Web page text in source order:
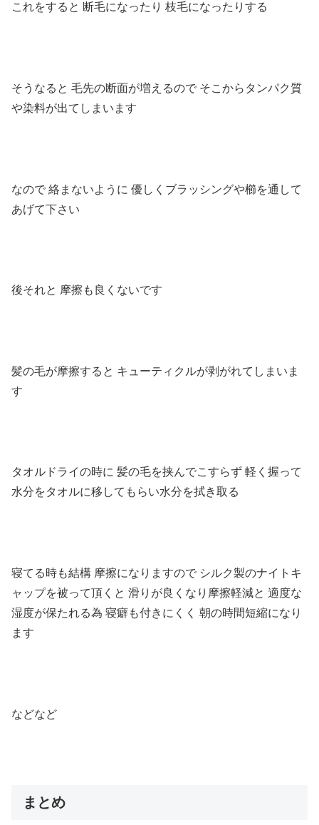
これをすると 断毛になったり 枝毛になったりする
そうなると 毛先の断面が増えるので そこからタンパク質
や染料が出てしまいます
なので 絡まないように 優しくブラッシングや櫛を通して
あげて下さい
後それと 摩擦も良くないです
髪の毛が摩擦すると キューティクルが剥がれてしまいま
す
タオルドライの時に 髪の毛を挟んでこすらず 軽く握って
水分をタオルに移してもらい水分を拭き取る
寝てる時も結構 摩擦になりますので シルク製のナイトキ
ャップを被って頂くと 滑りが良くなり摩擦軽減と 適度な
湿度が保たれる為 寝癖も付きにくく 朝の時間短縮になり
ます
などなど
まとめ